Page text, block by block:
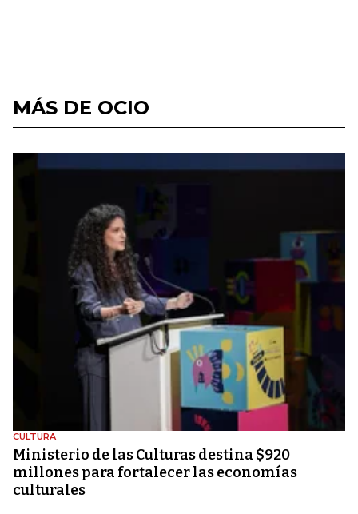
MÁS DE OCIO
CULTURA
Ministerio de las Culturas destina $920
millones para fortalecer las economías
culturales